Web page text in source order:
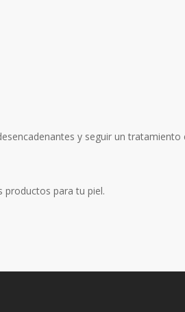
y seguir un
productos para tu piel.